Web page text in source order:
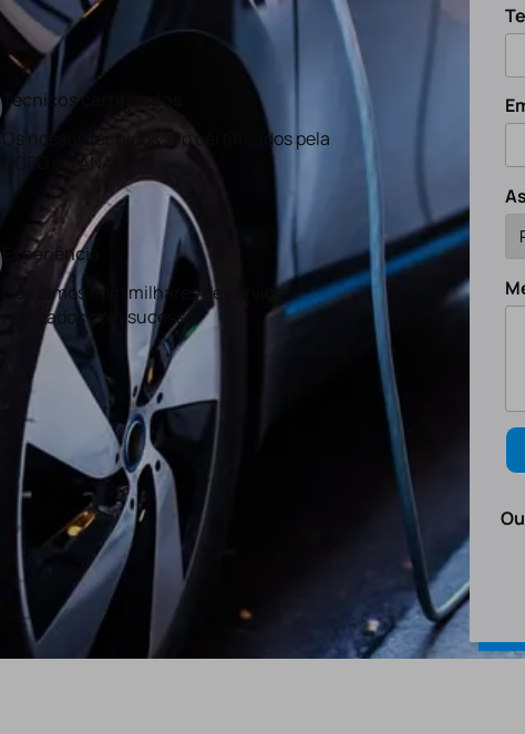
Técnicos certificados
Os nossos técnicos são certificados pela
DGEG e a ANACOM
Experiência
Contamos com milhares de serviços
realizados com sucesso.